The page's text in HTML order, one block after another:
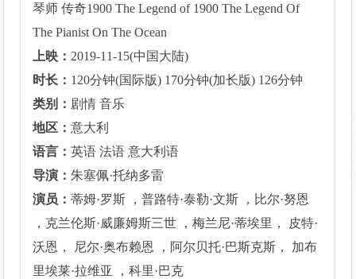
琴师 传奇1900 The Legend of 1900 The Legend Of
The Pianist On The Ocean
上映： 2019-11-15(中国大陆)
时长： 120分钟(国际版) 170分钟(加长版) 126分钟
类别： 剧情 音乐
地区：意大利
语言：英语 法语 意大利语
导演：朱塞佩·托纳多雷
演员：蒂姆·罗斯 ，普路特·泰勒·文斯 ，比尔·努恩
，克兰伦斯·威廉姆斯三世 ，梅兰尼·蒂埃里， 皮特·
沃恩， 尼尔·奥布赖恩 ，阿尔贝托·巴斯克斯， 加布
里埃莱·拉维亚 ，科里·巴克